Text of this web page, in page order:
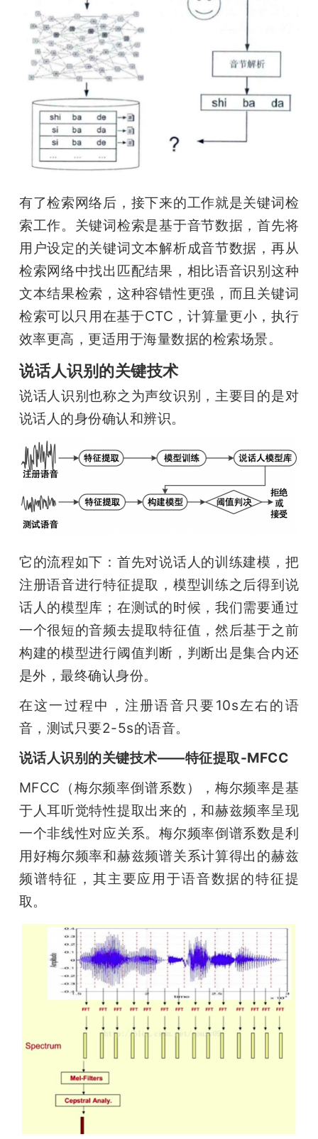
有了检索网络后，接下来的工作就是关键词检
索工作。关键词检索是基于音节数据，首先将
用户设定的关键词文本解析成音节数据，再从
检索网络中找出匹配结果，相比语音识别这种
文本结果检索，这种容错性更强，而且关键词
检索可以只用在基于CTC，计算量更小，执行
效率更高，更适用于海量数据的检索场景。
说话人识别的关键技术
说话人识别也称之为声纹识别，主要目的是对
说话人的身份确认和辨识。
它的流程如下：首先对说话人的训练建模，把
注册语音进行特征提取，模型训练之后得到说
话人的模型库；在测试的时候，我们需要通过
一个很短的音频去提取特征值，然后基于之前
构建的模型进行阈值判断，判断出是集合内还
是外，最终确认身份。
在这一过程中，注册语音只要10s左右的语
音，测试只要2-5s的语音。
说话人识别的关键技术——特征提取-MFCC
MFCC（梅尔频率倒谱系数），梅尔频率是基
于人耳听觉特性提取出来的，和赫兹频率呈现
一个非线性对应关系。梅尔频率倒谱系数是利
用好梅尔频率和赫兹频谱关系计算得出的赫兹
频谱特征，其主要应用于语音数据的特征提
取。